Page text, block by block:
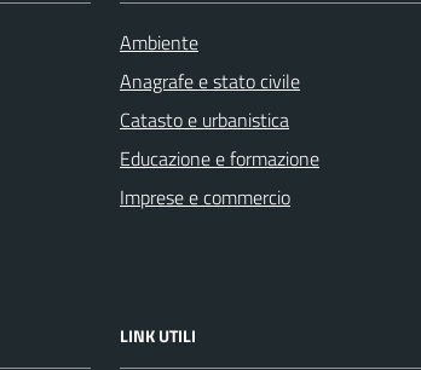
Ambiente
Anagrafe e stato civile
Catasto e urbanistica
Educazione e formazione
Imprese e commercio
LINK UTILI